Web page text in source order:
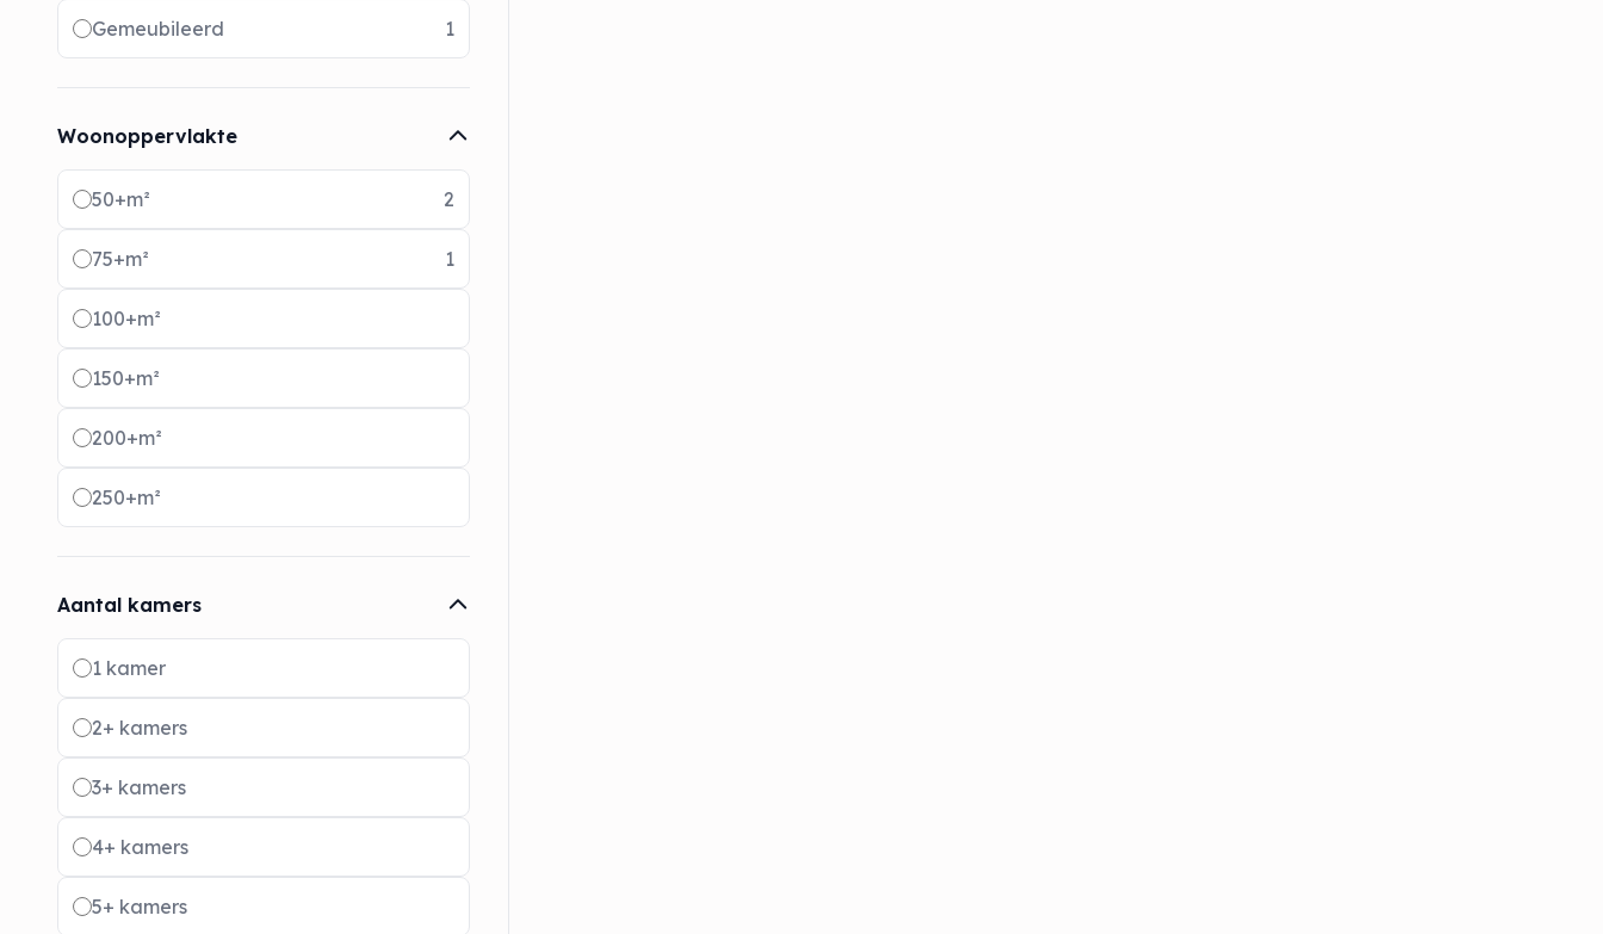
Gemeubileerd 1
Woonoppervlakte
Radio buttons
50+m² 2
75+m² 1
100+m²
150+m²
200+m²
250+m²
Aantal kamers
Radio buttons
1 kamer
2+ kamers
3+ kamers
4+ kamers
5+ kamers